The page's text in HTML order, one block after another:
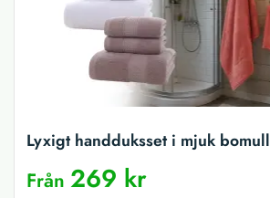
Lyxigt handduksset i mjuk bomull
Från 269 kr